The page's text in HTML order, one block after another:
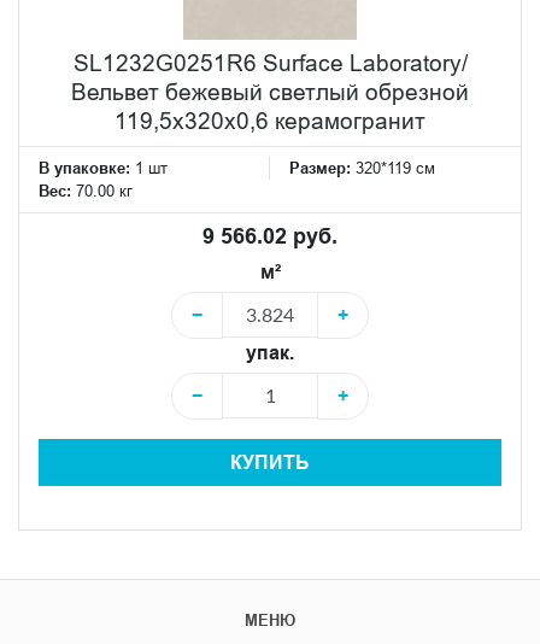
SL1232G0251R6 Surface Laboratory/
Вельвет бежевый светлый обрезной
119,5x320x0,6 керамогранит
В упаковке: 1 шт Размер: 320*119 см
Вес: 70.00 кг
9 566.02 руб.
м²
−
+
упак.
−
+
КУПИТЬ
МЕНЮ